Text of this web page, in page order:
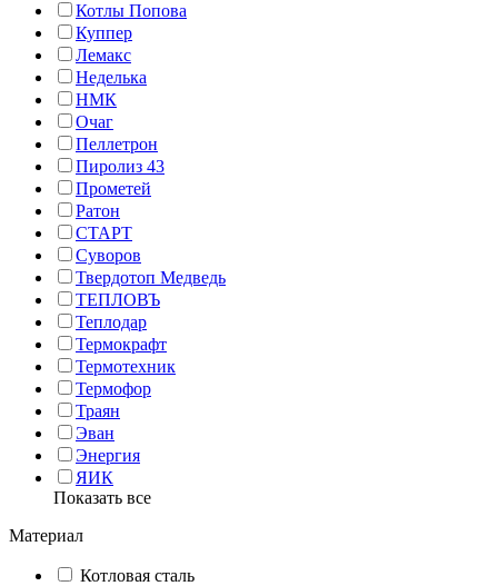
Котлы Попова
Куппер
Лемакс
Неделька
НМК
Очаг
Пеллетрон
Пиролиз 43
Прометей
Ратон
СТАРТ
Суворов
Твердотоп Медведь
ТЕПЛОВЪ
Теплодар
Термокрафт
Термотехник
Термофор
Траян
Эван
Энергия
ЯИК
Показать все
Материал
Котловая сталь